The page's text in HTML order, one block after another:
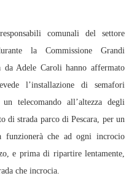
comunali del settore
la Commissione Grandi
Adele Caroli hanno affermato
l’installazione di semafori
telecomando all’altezza degli
di strada parco di Pescara, per un
che ad ogni incrocio
e prima di ripartire lentamente,
che incrocia.